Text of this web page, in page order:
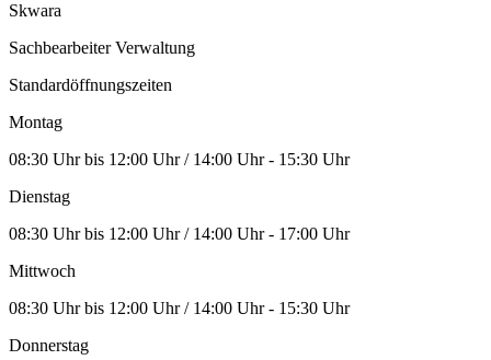
Skwara
Sachbearbeiter Verwaltung
Standardöffnungszeiten
Montag
08:30 Uhr bis 12:00 Uhr / 14:00 Uhr - 15:30 Uhr
Dienstag
08:30 Uhr bis 12:00 Uhr / 14:00 Uhr - 17:00 Uhr
Mittwoch
08:30 Uhr bis 12:00 Uhr / 14:00 Uhr - 15:30 Uhr
Donnerstag